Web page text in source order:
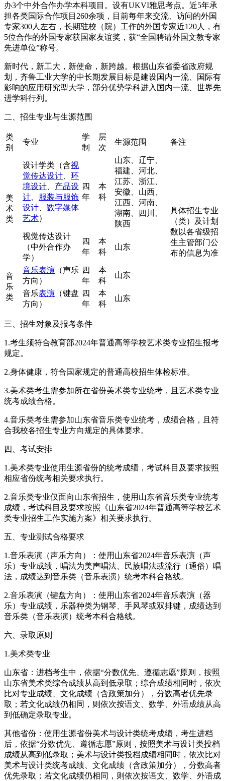
办3个中外合作办学本科项目。设有UKVI雅思考点。近5年承
担各类国际合作项目260余项，目前每年来交流、访问的外国
专家300人左右，长期驻校（院）工作的外国专家近120人，有
5位合作的外国专家获国家友谊奖，获“全国聘请外国文教专家
先进单位”称号。
新时代，新工大，新使命，新跨越。根据山东省委省政府规
划，齐鲁工业大学的中长期发展目标是建设国内一流、国际有
影响的应用研究型大学，部分优势学科进入国内一流、世界先
进学科行列。
二、招生专业与生源范围
类
别
专业
学
制
层
次
生源范围 备注
美
术
类
设计学类（含视
觉传达设计
环
境设计
产品设
计
服装与服饰
设计
数字媒体
艺术）
四
年
本
科
山东、辽宁、
福建、河北、
江苏、浙江、
安徽、山西、
江西、河南、
湖南、四川、
陕西
具体招生专业
（类）及计划
数以各省级招
生主管部门公
布的信息为准
视觉传达设计
（中外合作办
学）
四
年
本
科
山东
音
乐
类
音乐表演 （声乐
方向）
四
年
本
科
山东
音乐表演 （键盘
方向）
四
年
本
科
山东
三、招生对象及报考条件
1.考生须符合教育部2024年普通高等学校艺术类专业招生报考
规定。
2.身体健康，符合国家规定的普通高校招生体检标准。
3.美术类考生需参加所在省份美术类专业统考，且艺术类专业
统考成绩合格。
4.音乐类考生需参加山东省音乐类专业统考，成绩合格，且符
合我校各招生专业方向规定的具体要求。
四、考试安排
1.美术类专业使用生源省份的统考成绩，考试科目及要求按照
相应省份统考相关要求执行。
2.音乐类专业仅面向山东省招生，使用山东省音乐类专业统考
成绩，考试科目及要求按照《山东省2024年普通高等学校艺术
类专业招生工作实施方案》相关要求执行。
五、专业测试合格要求
1.音乐表演（声乐方向）：使用山东省2024年音乐表演（声
乐）专业成绩，唱法为美声唱法、民族唱法或流行（通俗）唱
法，成绩达到音乐类（音乐表演）统考本科合格线。
2.音乐表演（键盘方向）：使用山东省2024年音乐表演（器
乐）专业成绩，乐器种类为钢琴、手风琴或双排键，成绩达到
音乐类（音乐表演）统考本科合格线。
六、录取原则
1.美术类专业
山东省：进档考生中，依据“分数优先、遵循志愿”原则，按照
山东省美术类综合成绩从高到低录取；综合成绩相同时，依次
比对专业成绩、文化成绩（含政策加分），分数高者优先录
取；若文化成绩仍相同，则依次按语文、数学、外语成绩从高
到低确定录取专业。
其他省份：使用生源省份美术与设计类统考成绩，考生进档
后，依据“分数优先、遵循志愿”原则，按照美术与设计类投档
成绩从高到低录取；美术与设计类投档成绩相同时，依次比对
美术与设计类统考成绩、文化成绩（含政策加分），分数高者
优先录取；若文化成绩仍相同，则依次按语文、数学、外语成